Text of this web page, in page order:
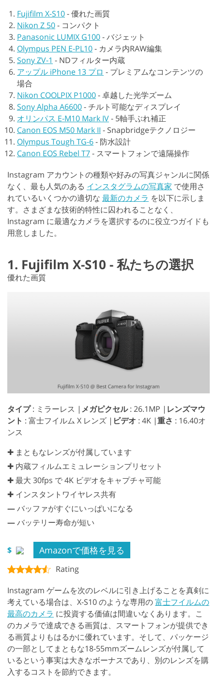
Fujifilm X-S10-優れた画質
Nikon Z 50- コンパクト
Panasonic LUMIX G100-バジェット
Olympus PEN E-PL10- カメラ内RAW編集
Sony ZV-1 - NDフィルター内蔵
アップル iPhone 13 プロ - プレミアムなコンテンツの
場合
Nikon COOLPIX P1000-卓越した光学ズーム
Sony Alpha A6600-チルト可能なディスプレイ
オリンパス E-M10 Mark IV- 5軸手ぶれ補正
Canon EOS M50 Mark II - Snapbridgeテクノロジー
Olympus Tough TG-6- 防水設計
Canon EOS Rebel T7- スマートフォンで遠隔操作
Instagram アカウントの種類や好みの写真ジャンルに関係
なく、最も人気のある インスタグラムの写真家 で使用さ
れているいくつかの適切な 最新のカメラ を以下に示しま
す。さまざまな技術的特性に囚われることなく、
Instagram に最適なカメラを選択するのに役立つガイドも
用意しました。
1. Fujifilm X-S10 - 私たちの選択
優れた画質
タイプ: ミラーレス | メガピクセル: 26.1MP | レンズマウ
ント : 富士フイルム X レンズ | ビデオ : 4K |重さ : 16.40オ
ンス
✚ まともなレンズが付属しています
✚ 内蔵フィルムエミュレーションプリセット
✚ 最大 30fps で 4K ビデオをキャプチャ可能
✚ インスタントワイヤレス共有
—バッファがすぐにいっぱいになる
—バッテリー寿命が短い
$ Amazonで価格を見る
Rating
Instagram ゲームを次のレベルに引き上げることを真剣に
考えている場合は、X-S10 のような専用の富士フイルムの
最高のカメラ に投資する価値は間違いなくあります。こ
のカメラで達成できる画質は、スマートフォンが提供でき
る画質よりもはるかに優れています。そして、パッケージ
の一部としてまともな18-55mmズームレンズが付属して
いるという事実は大きなボーナスであり、別のレンズを購
入するコストを節約できます。